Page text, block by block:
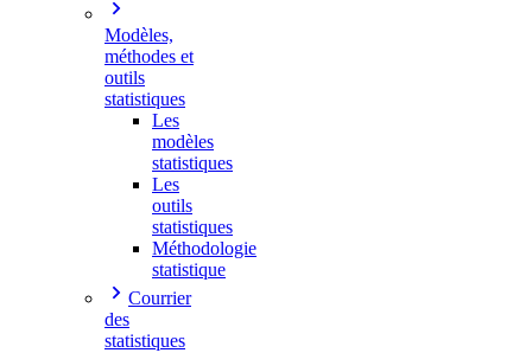
Modèles,
méthodes et
outils
statistiques
Les
modèles
statistiques
Les
outils
statistiques
Méthodologie
statistique
Courrier
des
statistiques